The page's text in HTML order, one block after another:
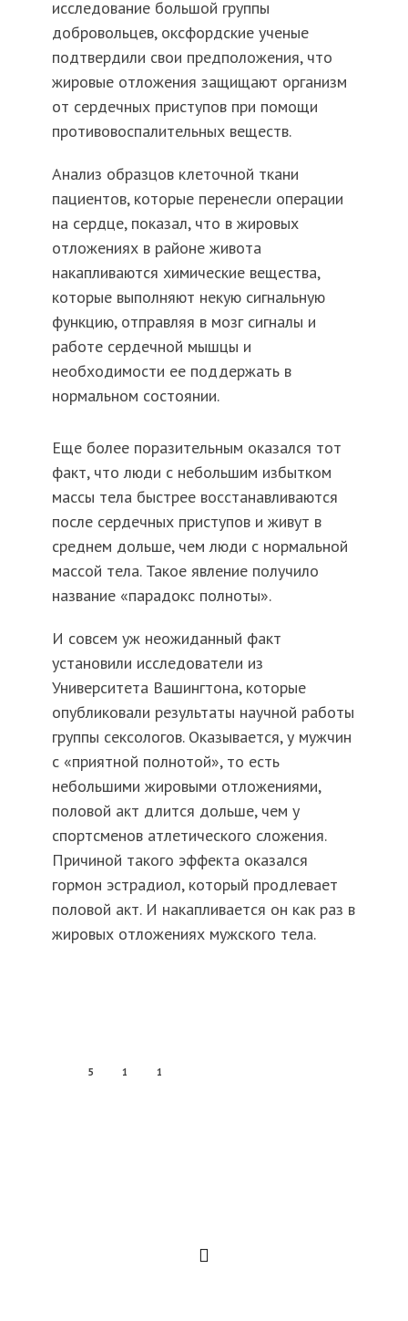
исследование большой группы
добровольцев, оксфордские ученые
подтвердили свои предположения, что
жировые отложения защищают организм
от сердечных приступов при помощи
противовоспалительных веществ.
Анализ образцов клеточной ткани
пациентов, которые перенесли операции
на сердце, показал, что в жировых
отложениях в районе живота
накапливаются химические вещества,
которые выполняют некую сигнальную
функцию, отправляя в мозг сигналы и
работе сердечной мышцы и
необходимости ее поддержать в
нормальном состоянии.
Еще более поразительным оказался тот
факт, что люди с небольшим избытком
массы тела быстрее восстанавливаются
после сердечных приступов и живут в
среднем дольше, чем люди с нормальной
массой тела. Такое явление получило
название «парадокс полноты».
И совсем уж неожиданный факт
установили исследователи из
Университета Вашингтона, которые
опубликовали результаты научной работы
группы сексологов. Оказывается, у мужчин
с «приятной полнотой», то есть
небольшими жировыми отложениями,
половой акт длится дольше, чем у
спортсменов атлетического сложения.
Причиной такого эффекта оказался
гормон эстрадиол, который продлевает
половой акт. И накапливается он как раз в
жировых отложениях мужского тела.
5 1 1